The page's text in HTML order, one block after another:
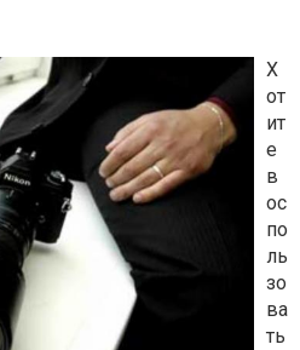
Х
от
ит
е
в
ос
по
ль
зо
ва
ть